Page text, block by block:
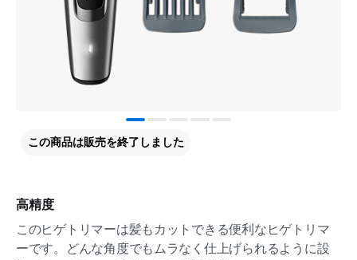
高精度
このヒゲトリマーは髪もカットできる便利なヒゲトリマ
ーです。どんな角度でもムラなく仕上げられるように設
この商品は販売を終了しました